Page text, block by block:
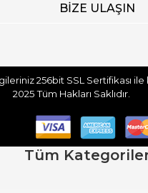
BİZE ULAŞIN
256bit SSL Sertifikası ile
2025Tüm Hakları
Tüm